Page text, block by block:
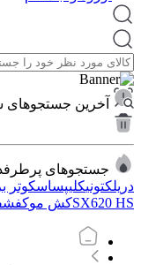
آخرین جستجوهای
جستجوهای
دریلکتونیکلیپساسکوتر
SX620 HSکش موکفش